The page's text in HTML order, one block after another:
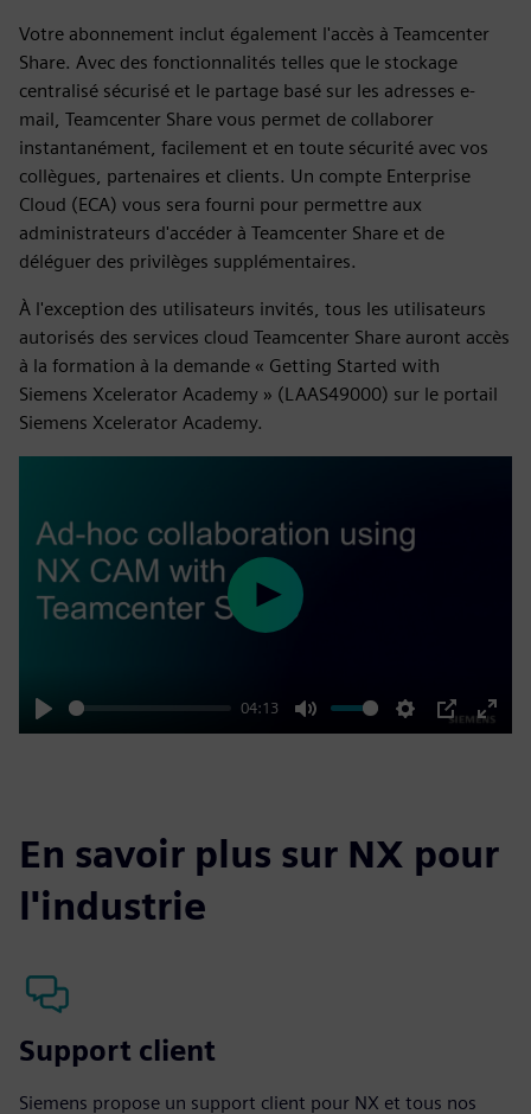
Votre abonnement inclut également l'accès à Teamcenter
Share. Avec des fonctionnalités telles que le stockage
centralisé sécurisé et le partage basé sur les adresses e-
mail, Teamcenter Share vous permet de collaborer
instantanément, facilement et en toute sécurité avec vos
collègues, partenaires et clients. Un compte Enterprise
Cloud (ECA) vous sera fourni pour permettre aux
administrateurs d'accéder à Teamcenter Share et de
déléguer des privilèges supplémentaires.
À l'exception des utilisateurs invités, tous les utilisateurs
autorisés des services cloud Teamcenter Share auront accès
à la formation à la demande « Getting Started with
Siemens Xcelerator Academy » (LAAS49000) sur le portail
Siemens Xcelerator Academy.
Play
04:13
Mute Settings
PIP
Enter
Play
En savoir plus sur NX pour
l'industrie
Support client
Siemens propose un support client pour NX et tous nos